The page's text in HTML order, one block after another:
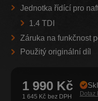
Jednotka řídící pro
1.4 TDI
Záruka na funkčnost
Použitý originální díl
1 990 Kč
1 645 Kč Dotaz